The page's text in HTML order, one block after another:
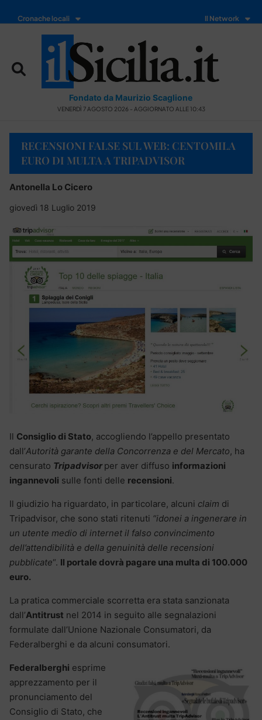
Cronache locali Il Network
Fondato da Maurizio Scaglione
VENERDÌ 7 AGOSTO 2026 - AGGIORNATO ALLE 10:43
RECENSIONI FALSE SUL WEB: CENTOMILA
EURO DI MULTA A TRIPADVISOR
Antonella Lo Cicero
giovedì 18 Luglio 2019
Il Consiglio di Stato, accogliendo l’appello presentato
dall’Autorità garante della Concorrenza e del Mercato, ha
censurato Tripadvisor per aver diffuso informazioni
ingannevoli sulle fonti delle recensioni.
Il giudizio ha riguardato, in particolare, alcuni claim di
Tripadvisor, che sono stati ritenuti “idonei a ingenerare in
un utente medio di internet il falso convincimento
dell’attendibilità e della genuinità delle recensioni
pubblicate“. Il portale dovrà pagare una multa di 100.000
euro.
La pratica commerciale scorretta era stata sanzionata
dall’Antitrust nel 2014 in seguito alle segnalazioni
formulate dall’Unione Nazionale Consumatori, da
Federalberghi e da alcuni consumatori.
Federalberghi esprime
apprezzamento per il
pronunciamento del
Consiglio di Stato, che